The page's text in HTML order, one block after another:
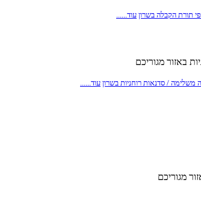
תורת הקבלה בשרון עוד......
באזור מגוריכם
משלימה / סדנאות רוחניות בשרון עוד......
מגוריכם